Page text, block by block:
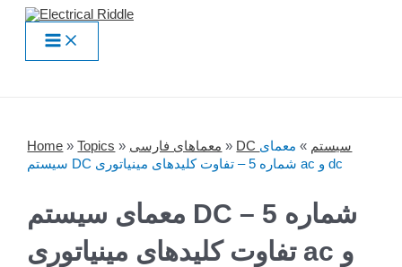
Skip
contentMain
Menu
Home »Topics » معماهای فارسی » DC سیستم » معمای
سیستم DC شماره 5 – تفاوت کلیدهای مینیاتوری ac و dc
معمای سیستم DC شماره 5 –
تفاوت کلیدهای مینیاتوری ac و